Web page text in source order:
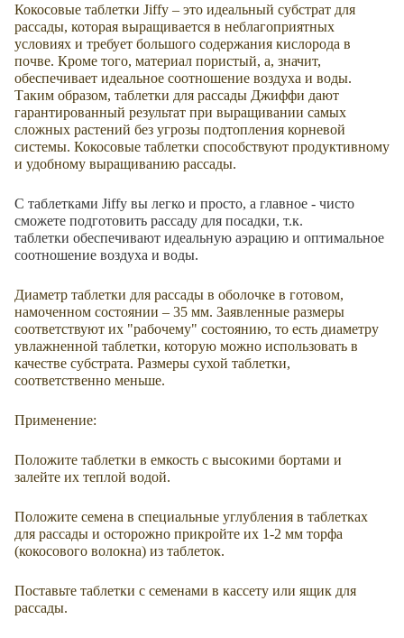
Кокосовые таблетки Jiffy – это идеальный субстрат для
рассады, которая выращивается в неблагоприятных
условиях и требует большого содержания кислорода в
почве. Кроме того, материал пористый, а, значит,
обеспечивает идеальное соотношение воздуха и воды.
Таким образом, таблетки для рассады Джиффи дают
гарантированный результат при выращивании самых
сложных растений без угрозы подтопления корневой
системы. Кокосовые таблетки способствуют продуктивному
и удобному выращиванию рассады.
С таблетками Jiffy вы легко и просто, а главное - чисто
сможете подготовить рассаду для посадки, т.к.
таблетки обеспечивают идеальную аэрацию и оптимальное
соотношение воздуха и воды.
Диаметр таблетки для рассады в оболочке в готовом,
намоченном состоянии – 35 мм. Заявленные размеры
соответствуют их "рабочему" состоянию, то есть диаметру
увлажненной таблетки, которую можно использовать в
качестве субстрата. Размеры сухой таблетки,
соответственно меньше.
Применение:
Положите таблетки в емкость с высокими бортами и
залейте их теплой водой.
Положите семена в специальные углубления в таблетках
для рассады и осторожно прикройте их 1-2 мм торфа
(кокосового волокна) из таблеток.
Поставьте таблетки с семенами в кассету или ящик для
рассады.